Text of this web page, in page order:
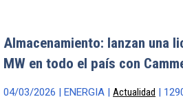
Almacenamiento: lanzan una
MW en todo el país con
04/03/2026 | ENERGIA | Actualidad |